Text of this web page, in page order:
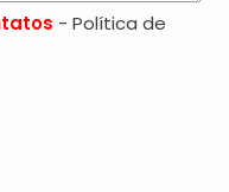
- Política de